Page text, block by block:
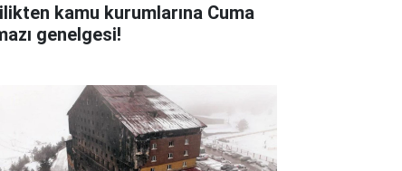
kamu kurumlarına Cuma
genelgesi!